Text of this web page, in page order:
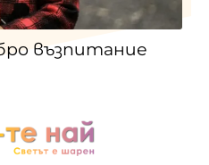
възпитание